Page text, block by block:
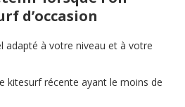
d’occasion
adapté à votre niveau et à votre
kitesurf récente ayant le moins de